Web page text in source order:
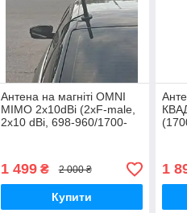
Антена на магніті OMNI
MIMO 2х10dBi (2xF-male,
2x10 dBi, 698-960/1700-
1 499₴ 2 000 ₴
Купити
1